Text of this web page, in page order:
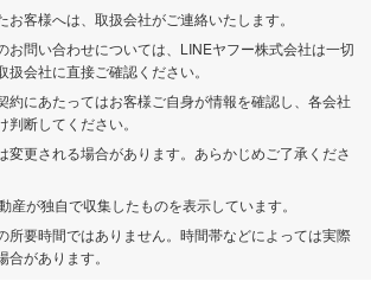
お客様へは、取扱会社がご連絡いたします。
お問い合わせについては、LINEヤフー株式会社は一切
会社に直接ご確認ください。
約にあたってはお客様ご自身が情報を確認し、各会社
断してください。
変更される場合があります。あらかじめご了承くださ
産が独自で収集したものを表示しています。
所要時間ではありません。時間帯などによっては実際
があります。